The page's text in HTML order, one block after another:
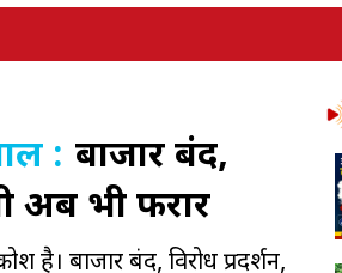
: बाजार बंद,
अब भी फरार
है। बाजार बंद, विरोध प्रदर्शन,